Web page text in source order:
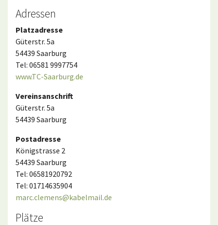
Adressen
Platzadresse
Güterstr. 5a
54439 Saarburg
Tel: 06581 9997754
www.TC-Saarburg.de
Vereinsanschrift
Güterstr. 5a
54439 Saarburg
Postadresse
Königstrasse 2
54439 Saarburg
Tel: 06581920792
Tel: 01714635904
marc.clemens@kabelmail.de
Plätze